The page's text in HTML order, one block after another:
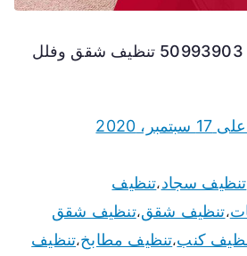
تنظيف منازل الشرق 50993903 تنظيف شقق وفلل
17 سبتمبر، 2020
تنظيف سجاد،تنظيف
،تنظيف شقق،تنظيف شقق
كنب،تنظيف مطابخ،تنظيف